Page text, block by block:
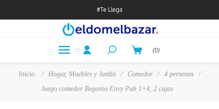
#Te Llega
(0)
Inicio / Hogar, Muebles y Jardín / Comedor / 4 personas
/
Juego comedor Begonia Envy Pub 1+4, 2 cajas